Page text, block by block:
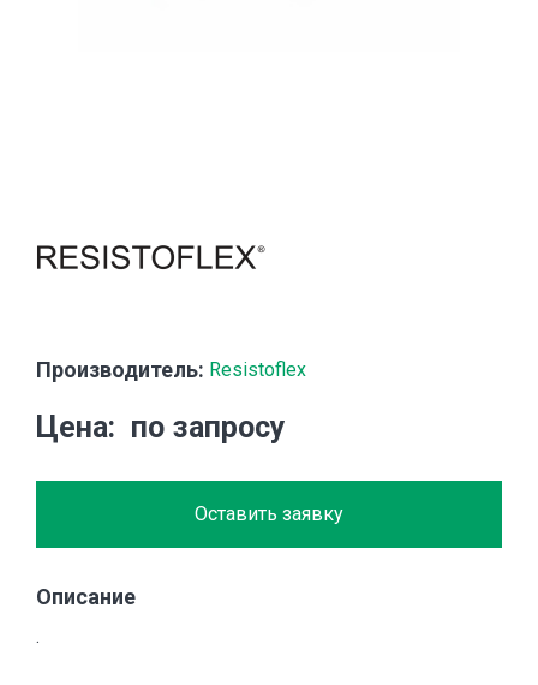
Производитель: Resistoflex
Цена по запросу
Оставить заявку
Описание
.